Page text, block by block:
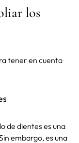
los
tener en cuenta
de dientes es una
embargo, es una